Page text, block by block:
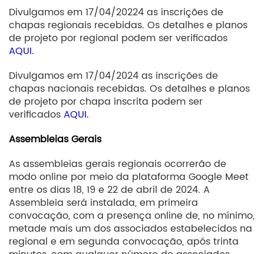
Divulgamos em 17/04/20224 as inscrições de
chapas regionais recebidas. Os detalhes e planos
de projeto por regional podem ser verificados
AQUI.
Divulgamos em 17/04/2024 as inscrições de
chapas nacionais recebidas. Os detalhes e planos
de projeto por chapa inscrita podem ser
verificadosAQUI.
Assembleias Gerais
As assembleias gerais regionais ocorrerão de
modo online por meio da plataforma Google Meet
entre os dias 18, 19 e 22 de abril de 2024. A
Assembleia será instalada, em primeira
convocação, com a presença online de, no mínimo,
metade mais um dos associados estabelecidos na
regional e em segunda convocação, após trinta